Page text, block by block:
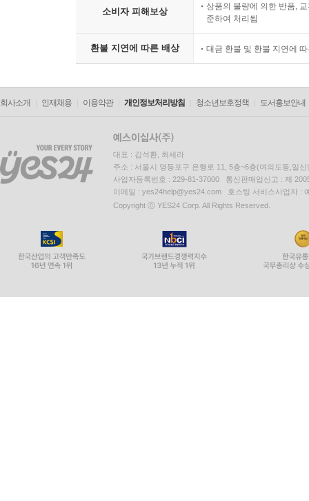
소비자 피해보상
상품의 불량에 의한 반품,
준하여 처리됨
환불 지연에 따른 배상 대금 환불 및 환불 지연에
회사소개 인재채용 이용약관 개인정보처리방침 청소년보호정책 도서홍보안내
대표 : 김석환, 최세라
주소 : 서울시 영등포구 은행로 11, 5층~6층(여의도동,일신
사업자등록번호 : 229-81-37000 통신판매업신고 : 제
이메일 : yes24help@yes24.com 호스팅 서비스사업자 :
Copyright ⓒ YES24 Corp. All Rights Reserved.